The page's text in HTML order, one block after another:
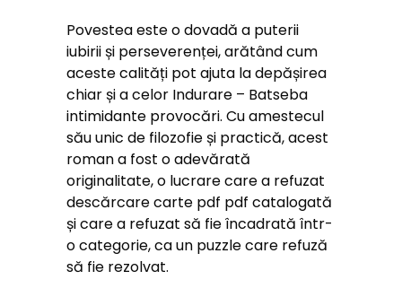
Povestea este o dovadă a puterii
iubirii și perseverenței, arătând cum
aceste calități pot ajuta la depășirea
chiar și a celor Indurare – Batseba
intimidante provocări. Cu amestecul
său unic de filozofie și practică, acest
roman a fost o adevărată
originalitate, o lucrare care a refuzat
descărcare carte pdf pdf catalogată
și care a refuzat să fie încadrată într-
o categorie, ca un puzzle care refuză
să fie rezolvat.